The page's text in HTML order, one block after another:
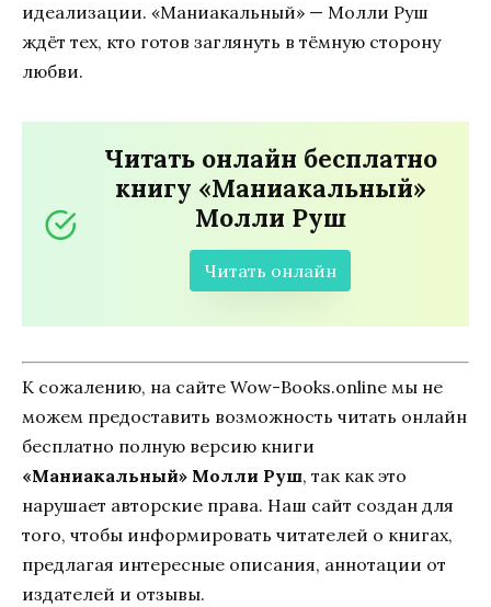
идеализации. «Маниакальный» — Молли Руш
ждёт тех, кто готов заглянуть в тёмную сторону
любви.
Читать онлайн бесплатно
книгу «Маниакальный»
Молли Руш
Читать онлайн
К сожалению, на сайте Wow-Books.online мы не
можем предоставить возможность читать онлайн
бесплатно полную версию книги
«Маниакальный» Молли Руш, так как это
нарушает авторские права. Наш сайт создан для
того, чтобы информировать читателей о книгах,
предлагая интересные описания, аннотации от
издателей и отзывы.